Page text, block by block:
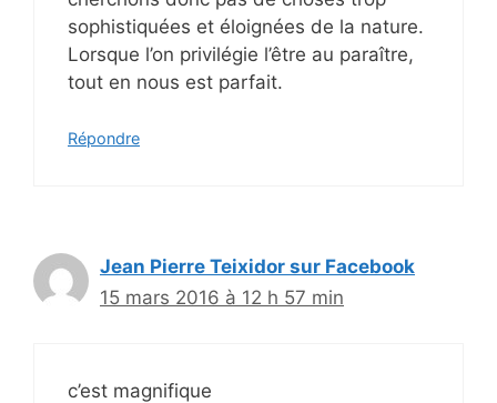
sophistiquées et éloignées de la nature.
Lorsque l’on privilégie l’être au paraître,
tout en nous est parfait.
Répondre
Jean Pierre Teixidor sur Facebook
15 mars 2016 à 12 h 57 min
c’est magnifique